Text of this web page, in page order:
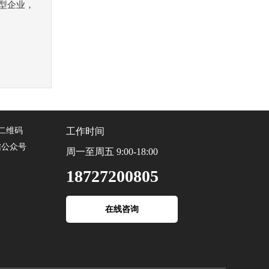
企业，
众号
工作时间
周一至周五 9:00-18:00
18727200805
在线咨询